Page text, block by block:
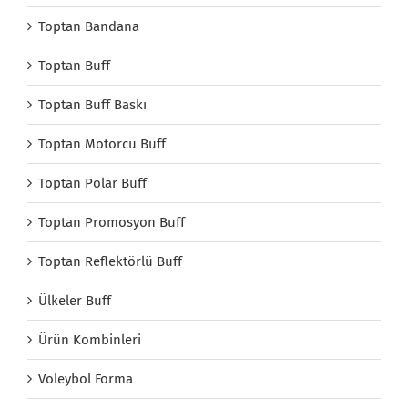
Toptan Bandana
Toptan Buff
Toptan Buff Baskı
Toptan Motorcu Buff
Toptan Polar Buff
Toptan Promosyon Buff
Toptan Reflektörlü Buff
Ülkeler Buff
Ürün Kombinleri
Voleybol Forma